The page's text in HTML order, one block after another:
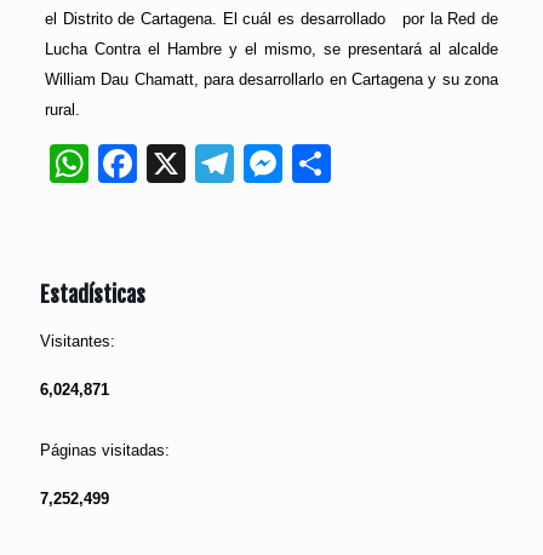
el Distrito de Cartagena. El cuál es desarrollado por la Red de
Lucha Contra el Hambre y el mismo, se presentará al alcalde
William Dau Chamatt, para desarrollarlo en Cartagena y su zona
rural.
WhatsApp
Facebook
X Telegram
Messenger
Estadísticas
Visitantes:
6,024,871
Páginas visitadas:
7,252,499